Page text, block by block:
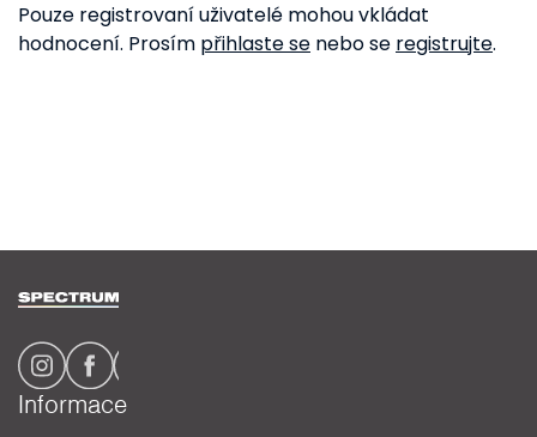
Pouze registrovaní uživatelé mohou vkládat
hodnocení. Prosím přihlaste se nebo se registrujte.
Informace